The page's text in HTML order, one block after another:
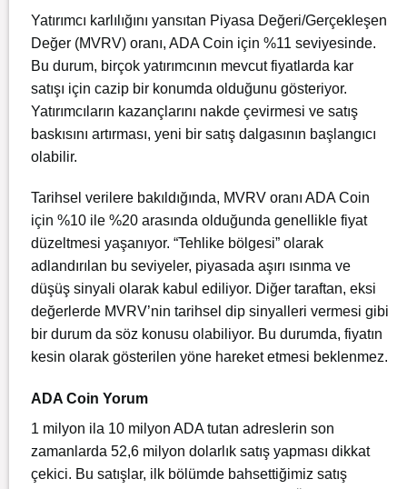
Yatırımcı karlılığını yansıtan Piyasa Değeri/Gerçekleşen
Değer (MVRV) oranı, ADA Coin için %11 seviyesinde.
Bu durum, birçok yatırımcının mevcut fiyatlarda kar
satışı için cazip bir konumda olduğunu gösteriyor.
Yatırımcıların kazançlarını nakde çevirmesi ve satış
baskısını artırması, yeni bir satış dalgasının başlangıcı
olabilir.
Tarihsel verilere bakıldığında, MVRV oranı ADA Coin
için %10 ile %20 arasında olduğunda genellikle fiyat
düzeltmesi yaşanıyor. “Tehlike bölgesi” olarak
adlandırılan bu seviyeler, piyasada aşırı ısınma ve
düşüş sinyali olarak kabul ediliyor. Diğer taraftan, eksi
değerlerde MVRV’nin tarihsel dip sinyalleri vermesi gibi
bir durum da söz konusu olabiliyor. Bu durumda, fiyatın
kesin olarak gösterilen yöne hareket etmesi beklenmez.
ADA Coin Yorum
1 milyon ila 10 milyon ADA tutan adreslerin son
zamanlarda 52,6 milyon dolarlık satış yapması dikkat
çekici. Bu satışlar, ilk bölümde bahsettiğimiz satış